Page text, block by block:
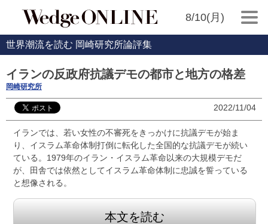
8/10(月)
世界潮流を読む 岡崎研究所論評集
イランの反政府抗議デモの都市と地方の格差
岡崎研究所
2022/11/04
イランでは、若い女性の不審死をきっかけに抗議デモが始ま
り、イスラム革命体制打倒に転化した全国的な抗議デモが続い
ている。1979年のイラン・イスラム革命以来の大規模デモだ
が、田舎では依然としてイスラム革命体制に忠誠を誓っている
と想像される。
本文を読む